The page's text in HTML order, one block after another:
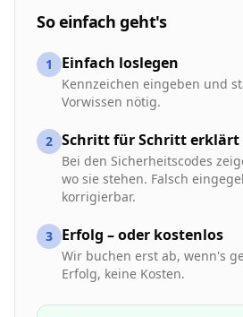
So einfach geht's
1 Einfach loslegen
Kennzeichen eingeben und
Vorwissen nötig.
2 Schritt für Schritt erklärt
Bei den Sicherheitscodes
wo sie stehen. Falsch
korrigierbar.
3 Erfolg – oder kostenlos
Wir buchen erst ab, wenn's
Erfolg, keine Kosten.